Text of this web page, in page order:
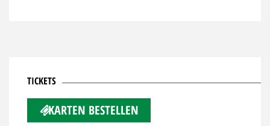
TICKETS
KARTEN BESTELLEN